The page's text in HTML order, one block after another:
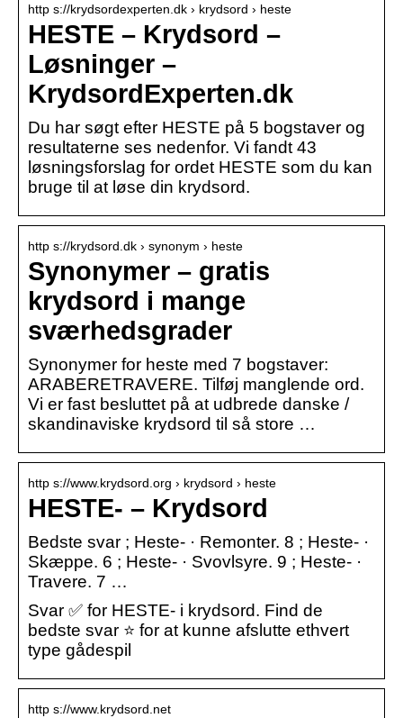
http s://krydsordexperten.dk › krydsord › heste
HESTE – Krydsord –
Løsninger –
KrydsordExperten.dk
Du har søgt efter HESTE på 5 bogstaver og
resultaterne ses nedenfor. Vi fandt 43
løsningsforslag for ordet HESTE som du kan
bruge til at løse din krydsord.
http s://krydsord.dk › synonym › heste
Synonymer – gratis
krydsord i mange
sværhedsgrader
Synonymer for heste med 7 bogstaver:
ARABERETRAVERE. Tilføj manglende ord.
Vi er fast besluttet på at udbrede danske /
skandinaviske krydsord til så store …
http s://www.krydsord.org › krydsord › heste
HESTE- – Krydsord
Bedste svar ; Heste- · Remonter. 8 ; Heste- ·
Skæppe. 6 ; Heste- · Svovlsyre. 9 ; Heste- ·
Travere. 7 …
Svar ✅ for HESTE- i krydsord. Find de
bedste svar ⭐ for at kunne afslutte ethvert
type gådespil
http s://www.krydsord.net